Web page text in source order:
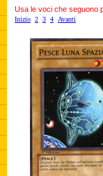
Usa le voci che seguono
Inizio 2 3 4 Avanti